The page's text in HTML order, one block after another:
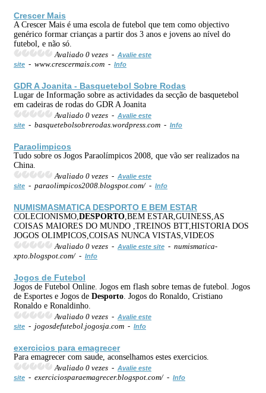
Crescer Mais
A Crescer Mais é uma escola de futebol que tem como objectivo
genérico formar crianças a partir dos 3 anos e jovens ao nível do
futebol, e não só.
Avaliado 0 vezes - Avalie este
site - www.crescermais.com - Info
GDR A Joanita - Basquetebol Sobre Rodas
Lugar de Informação sobre as actividades da secção de basquetebol
em cadeiras de rodas do GDR A Joanita
Avaliado 0 vezes - Avalie este
site - basquetebolsobrerodas.wordpress.com - Info
Paraolimpicos
Tudo sobre os Jogos Paraolímpicos 2008, que vão ser realizados na
China.
Avaliado 0 vezes - Avalie este
site - paraolimpicos2008.blogspot.com/ - Info
NUMISMASMATICA DESPORTO E BEM ESTAR
COLECIONISMO, DESPORTO ,BEM ESTAR,GUINESS,AS
COISAS MAIORES DO MUNDO ,TREINOS BTT,HISTORIA DOS
JOGOS OLIMPICOS,COISAS NUNCA VISTAS,VIDEOS
Avaliado 0 vezes - Avalie este site - numismatica-
xpto.blogspot.com/ - Info
Jogos de Futebol
Jogos de Futebol Online. Jogos em flash sobre temas de futebol. Jogos
de Esportes e Jogos de Desporto . Jogos do Ronaldo, Cristiano
Ronaldo e Ronaldinho.
Avaliado 0 vezes - Avalie este
site - jogosdefutebol.jogosja.com - Info
exercicios para emagrecer
Para emagrecer com saude, aconselhamos estes exercicios.
Avaliado 0 vezes - Avalie este
site - exerciciosparaemagrecer.blogspot.com/ - Info